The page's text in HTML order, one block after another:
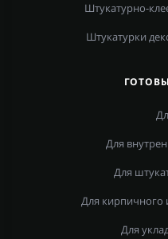
Штукатурно-
Штукатурки
Для
Для
Для кирпичного
Для